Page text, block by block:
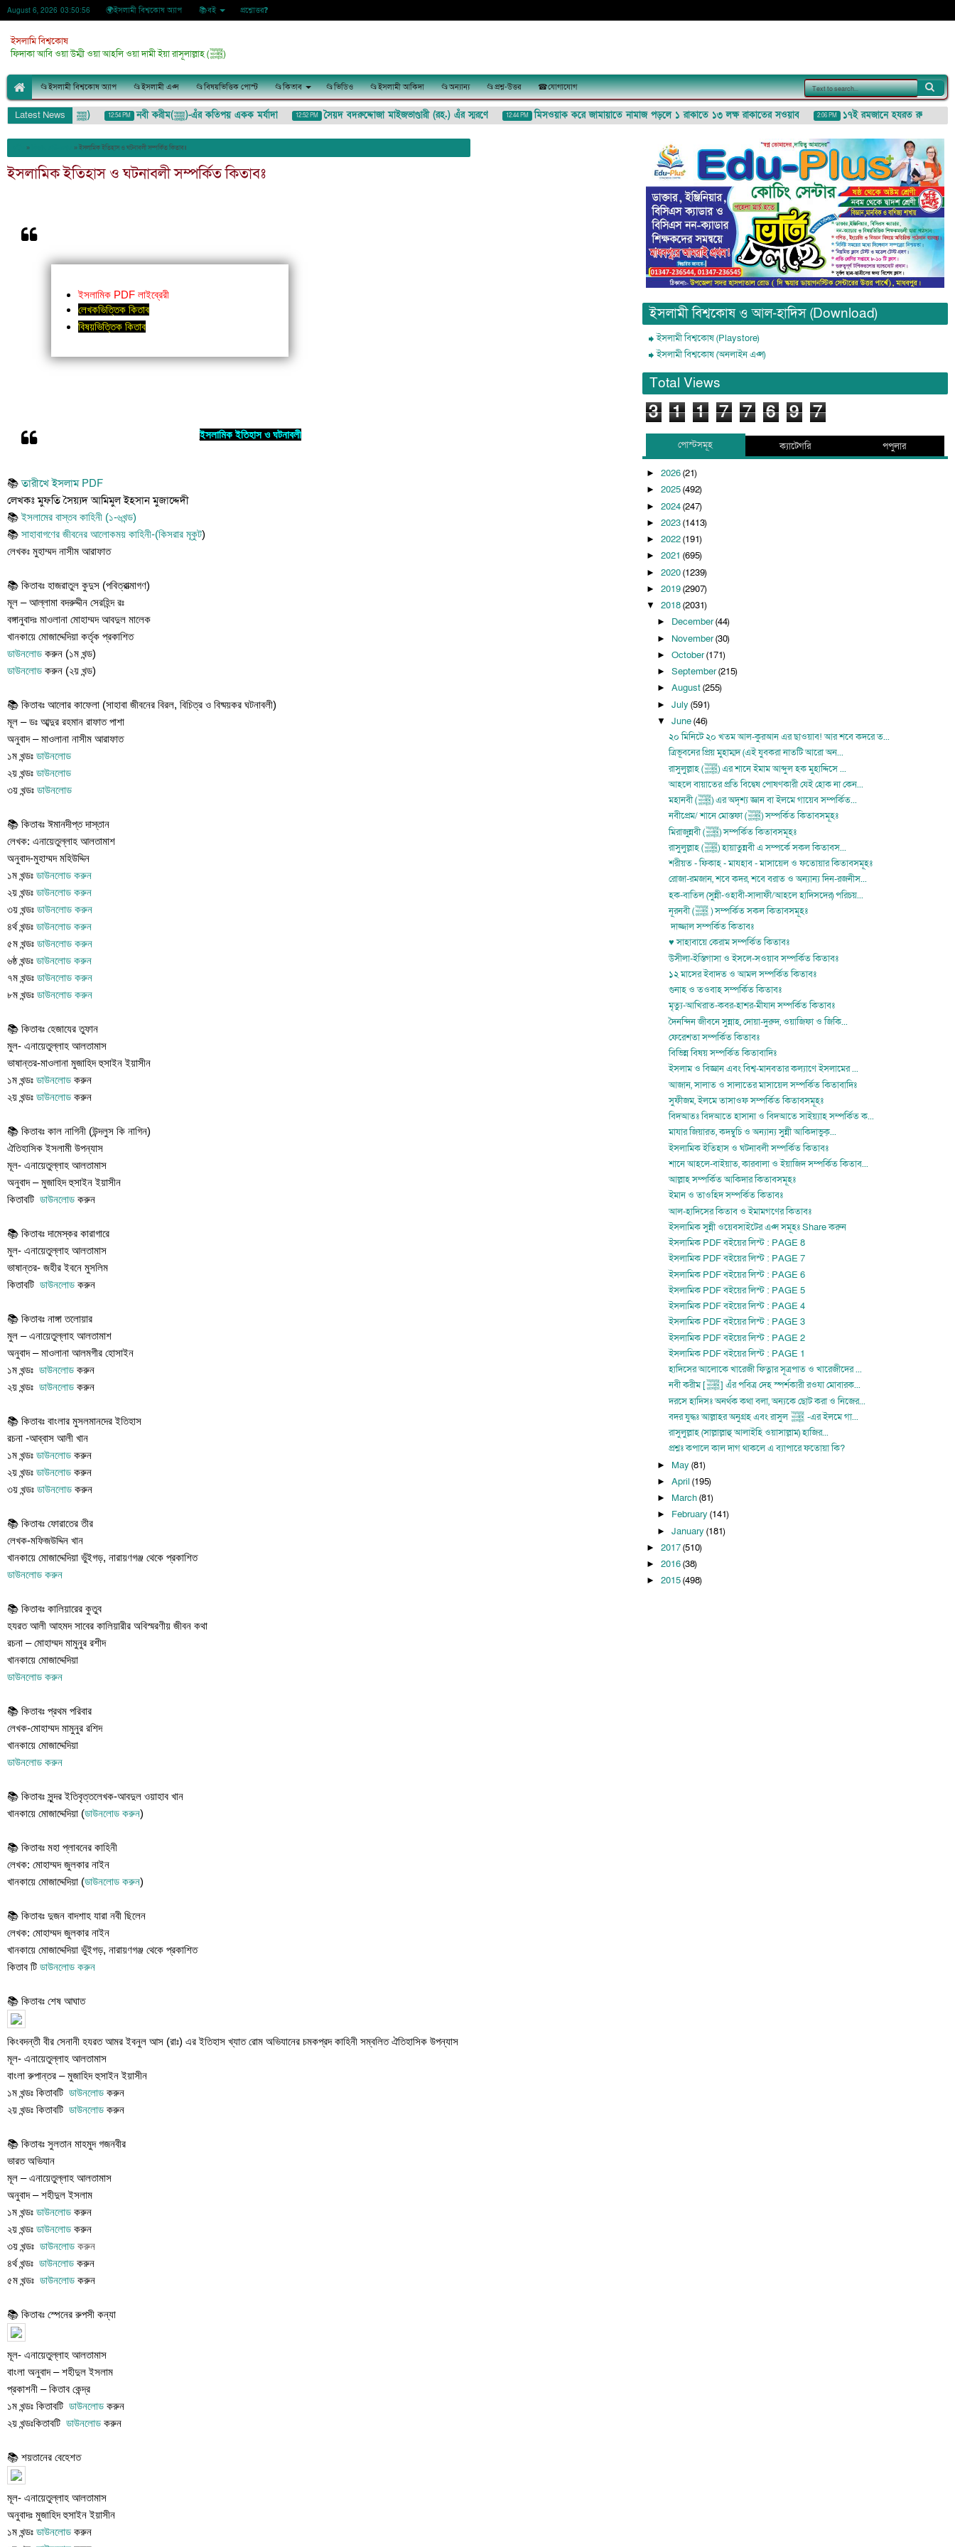
August 6, 2026 03:50:57 🌍ইসলামী বিশ্বকোষ অ্যাপ 📚বই প্রশ্নোত্তর❓
ইসলামি বিশ্বকোষ
ফিদাকা আবি ওয়া উম্মী ওয়া আহলি ওয়া দামী ইয়া রাসূলাল্লাহ (ﷺ)
📂ইসলামী বিশ্বকোষ অ্যাপ 📂ইসলামী এপ্স 📂বিষয়ভিত্তিক পোস্ট 📂কিতাব 📂ভিডিও 📂ইসলামী আকিদা 📂অন্যান্য 📂প্রশ্ন-উত্তর ☎যোগাযোগ
Latest News 12:54 PM নবী করীম(ﷺ)-এঁর কতিপয় একক মর্যাদা 12:52 PM সৈয়দ বদরুদ্দোজা মাইজভাণ্ডারী (রহ.) এঁর স্মরণে 12:44 PM মিসওয়াক করে জামায়াতে নামাজ পড়লে ১ রাকাতে ১৩ লক্ষ রাকাতের সওয়াব 2:06 PM
১৭ই রমজানে হযরত রুকাইয়া (রা.)
» »ইসলামিক ইতিহাস ও ঘটনাবলী সম্পর্কিত কিতাবঃ
ইসলামিক ইতিহাস ও ঘটনাবলী সম্পর্কিত কিতাবঃ
ইসলামিক PDF লাইব্রেরী
লেখকভিত্তিক কিতাব
বিষয়ভিত্তিক কিতাব
ইসলামিক ইতিহাস ও ঘটনাবলী
📚তারীখে ইসলাম PDF
লেখকঃ মুফতি সৈয়্যদ আমিমুল ইহসান মুজাদ্দেদী
📚ইসলামের বাস্তব কাহিনী (১-৬খন্ড)
📚 সাহাবাগণের জীবনের আলোকময় কাহিনী-(কিসরার মূকুট)
লেখকঃ মুহাম্মদ নাসীম আরাফাত
📚 কিতাবঃ হাজরাতুল কুদুস (পবিত্রাত্মাগণ)
মূল – আল্লামা বদরুদ্দীন সেরহিন্দ রঃ
বঙ্গানুবাদঃ মাওলানা মোহাম্মদ আবদুল মালেক
খানকায়ে মোজাদ্দেদিয়া কর্তৃক প্রকাশিত
ডাউনলোড করুন (১ম খন্ড)
ডাউনলোড করুন (২য় খন্ড)
📚 কিতাবঃ আলোর কাফেলা (সাহাবা জীবনের বিরল, বিচিত্র ও বিষ্ময়কর ঘটনাবলী)
মূল – ডঃ আব্দুর রহমান রাফাত পাশা
অনুবাদ – মাওলানা নাসীম আরাফাত
১ম খন্ডঃ ডাউনলোড
২য় খন্ডঃ ডাউনলোড
৩য় খন্ডঃ ডাউনলোড
📚 কিতাবঃ ঈমানদীপ্ত দাস্তান
লেখক: এনায়েতুল্লাহ আলতামাশ
অনুবাদ-মুহাম্মদ মহিউদ্দিন
১ম খন্ডঃ ডাউনলোড করুন
২য় খন্ডঃ ডাউনলোড করুন
৩য় খন্ডঃ ডাউনলোড করুন
৪র্থ খন্ডঃ ডাউনলোড করুন
৫ম খন্ডঃ ডাউনলোড করুন
৬ষ্ঠ খন্ডঃ ডাউনলোড করুন
৭ম খন্ডঃ ডাউনলোড করুন
৮ম খন্ডঃ ডাউনলোড করুন
📚 কিতাবঃ হেজাযের তুফান
মুল- এনায়েতুল্লাহ আলতামাস
ভাষান্তর-মাওলানা মুজাহিদ হুসাইন ইয়াসীন
১ম খন্ডঃ ডাউনলোড করুন
২য় খন্ডঃ ডাউনলোড করুন
📚 কিতাবঃ কাল নাগিনী (উন্দলুস কি নাগিন)
ঐতিহাসিক ইসলামী উপন্যাস
মূল- এনায়েতুল্লাহ আলতামাস
অনুবাদ – মুজাহিদ হুসাইন ইয়াসীন
কিতাবটি ডাউনলোড করুন
📚 কিতাবঃ দামেস্কর কারাগারে
মুল- এনায়েতুল্লাহ আলতামাস
ভাষান্তর- জহীর ইবনে মুসলিম
কিতাবটি ডাউনলোড করুন
📚 কিতাবঃ নাঙ্গা তলোয়ার
মুল – এনায়েতুল্লাহ আলতামাশ
অনুবাদ – মাওলানা আলমগীর হোসাইন
১ম খন্ডঃ ডাউনলোড করুন
২য় খন্ডঃ ডাউনলোড করুন
📚 কিতাবঃ বাংলার মুসলমানদের ইতিহাস
রচনা -আব্বাস আলী খান
১ম খন্ডঃ ডাউনলোড করুন
২য় খন্ডঃ ডাউনলোড করুন
৩য় খন্ডঃ ডাউনলোড করুন
📚 কিতাবঃ ফোরাতের তীর
লেখক-মফিজউদ্দিন খান
খানকায়ে মোজাদ্দেদিয়া ভুঁইগড়, নারায়ণগঞ্জ থেকে প্রকাশিত
ডাউনলোড করুন
📚 কিতাবঃ কালিয়ারের কুতুব
হযরত আলী আহমদ সাবের কালিয়ারীর অবিস্মরণীয় জীবন কথা
রচনা – মোহাম্মদ মামুনুর রশীদ
খানকায়ে মোজাদ্দেদিয়া
ডাউনলোড করুন
📚 কিতাবঃ প্রথম পরিবার
লেখক-মোহাম্মদ মামুনুর রশিদ
খানকায়ে মোজাদ্দেদিয়া
ডাউনলোড করুন
📚 কিতাবঃ সুন্দর ইতিবৃত্তলেখক-আবদুল ওয়াহাব খান
খানকায়ে মোজাদ্দেদিয়া (ডাউনলোড করুন)
📚 কিতাবঃ মহা প্লাবনের কাহিনী
লেখক: মোহাম্মদ জুলকার নাইন
খানকায়ে মোজাদ্দেদিয়া (ডাউনলোড করুন)
📚 কিতাবঃ দুজন বাদশাহ যারা নবী ছিলেন
লেখক: মোহাম্মদ জুলকার নাইন
খানকায়ে মোজাদ্দেদিয়া ভুঁইগড়, নারায়ণগঞ্জ থেকে প্রকাশিত
কিতাব টি ডাউনলোড করুন
📚 কিতাবঃ শেষ আঘাত
কিংবদন্তী বীর সেনানী হযরত আমর ইবনুল আস (রাঃ) এর ইতিহাস খ্যাত রোম অভিযানের চমকপ্রদ কাহিনী সম্বলিত ঐতিহাসিক উপন্যাস
মূল- এনায়েতুল্লাহ আলতামাস
বাংলা রুপান্তর – মুজাহিদ হুসাইন ইয়াসীন
১ম খন্ডঃ কিতাবটি ডাউনলোড করুন
২য় খন্ডঃ কিতাবটি ডাউনলোড করুন
📚 কিতাবঃ সুলতান মাহমুদ গজনবীর
ভারত অভিযান
মূল – এনায়েতুল্লাহ আলতামাস
অনুবাদ – শহীদুল ইসলাম
১ম খন্ডঃ ডাউনলোড করুন
২য় খন্ডঃ ডাউনলোড করুন
৩য় খন্ডঃ ডাউনলোড করুন
৪র্থ খন্ডঃ ডাউনলোড করুন
৫ম খন্ডঃ ডাউনলোড করুন
📚 কিতাবঃ স্পেনের রুপসী কন্যা
মূল- এনায়েতুল্লাহ আলতামাস
বাংলা অনুবাদ – শহীদুল ইসলাম
প্রকাশনী – কিতাব কেন্দ্র
১ম খন্ডঃ কিতাবটি ডাউনলোড করুন
২য় খন্ডঃকিতাবটি ডাউনলোড করুন
📚 শয়তানের বেহেশত
মূল- এনায়েতুল্লাহ আলতামাস
অনুবাদঃ মুজাহিদ হুসাইন ইয়াসীন
১ম খন্ডঃ ডাউনলোড করুন
ইসলামী বিশ্বকোষ ও আল-হাদিস (Download)
ইসলামী বিশ্বকোষ (Playstore)
ইসলামী বিশ্বকোষ (অনলাইন এপ্স)
Total Views
3 1 1 7 7 6 9 7
পোস্টসমূহ ক্যাটেগরি পপুলার
► 2026(21)
► 2025(492)
► 2024(247)
► 2023(1413)
► 2022(191)
► 2021 (695)
► 2020(1239)
► 2019(2907)
▼ 2018(2031)
► December(44)
► November(30)
►October(171)
►September(215)
►August(255)
►July(591)
▼June(46)
২০ মিনিটে ২০ খতম আল-কুরআন এর ছাওয়াব! আর শবে কদরে ত...
ত্রিভূবনের প্রিয় মুহাম্মদ (এই যুবকরা নাতটি আরো অন...
রাসুলুল্লাহ (ﷺ) এর শানে ইমাম আব্দুল হক মুহাদ্দিসে ...
আহলে বায়াতের প্রতি বিদ্বেষ পোষণকারী যেই হোক না কেন...
মহানবী (ﷺ) এর অদৃশ্য জ্ঞান বা ইলমে গায়েব সম্পর্কিত...
নবীপ্রেম/ শানে মোস্তফা (ﷺ) সম্পর্কিত কিতাবসমূহঃ
মিরাজুন্নবী (ﷺ) সম্পর্কিত কিতাবসমূহঃ
রাসুলুল্লাহ (ﷺ) হায়াতুন্নবী এ সম্পর্কে সকল কিতাবস...
শরীয়ত - ফিকাহ - মাযহাব - মাসায়েল ও ফতোয়ার কিতাবসমূহঃ
রোজা-রমজান, শবে কদর, শবে বরাত ও অন্যান্য দিন-রজনীস...
হক-বাতিল (সুন্নী-ওহাবী-সালাফী/আহলে হাদিসদের) পরিচয়...
নূরনবী (ﷺ ) সম্পর্কিত সকল কিতাবসমূহঃ
দাজ্জাল সম্পর্কিত কিতাবঃ
♥ সাহাবায়ে কেরাম সম্পর্কিত কিতাবঃ
উসীলা-ইস্তিগাসা ও ইসলে-সওয়াব সম্পর্কিত কিতাবঃ
১২ মাসের ইবাদত ও আমল সম্পর্কিত কিতাবঃ
গুনাহ ও তওবাহ সম্পর্কিত কিতাবঃ
মৃত্যু-আখিরাত-কবর-হাশর-মীযান সম্পর্কিত কিতাবঃ
দৈনন্দিন জীবনে সুন্নাহ, দোয়া-দুরুদ, ওয়াজিফা ও জিকি...
ফেরেশতা সম্পর্কিত কিতাবঃ
বিভিন্ন বিষয় সম্পর্কিত কিতাবাদিঃ
ইসলাম ও বিজ্ঞান এবং বিশ্ব-মানবতার কল্যাণে ইসলামের ...
আজান, সালাত ও সালাতের মাসায়েল সম্পর্কিত কিতাবাদিঃ
সুফীজম, ইলমে তাসাওফ সম্পর্কিত কিতাবসমূহঃ
বিদআতঃ বিদআতে হাসানা ও বিদআতে সাইয়্যাহ সম্পর্কিত ক...
মাযার জিয়ারত, কদম্বুচি ও অন্যান্য সুন্নী আকিদাভুক্...
ইসলামিক ইতিহাস ও ঘটনাবলী সম্পর্কিত কিতাবঃ
শানে আহলে-বাইয়াত, কারবালা ও ইয়াজিদ সম্পর্কিত কিতাব...
আল্লাহ সম্পর্কিত আকিদার কিতাবসমূহঃ
ইমান ও তাওহিদ সম্পর্কিত কিতাবঃ
আল-হাদিসের কিতাব ও ইমামগণের কিতাবঃ
ইসলামিক সুন্নী ওয়েবসাইটের এপ্স সমূহঃ Share করুন
ইসলামিক PDF বইয়ের লিস্ট : PAGE 8
ইসলামিক PDF বইয়ের লিস্ট : PAGE 7
ইসলামিক PDF বইয়ের লিস্ট : PAGE 6
ইসলামিক PDF বইয়ের লিস্ট : PAGE 5
ইসলামিক PDF বইয়ের লিস্ট : PAGE 4
ইসলামিক PDF বইয়ের লিস্ট : PAGE 3
ইসলামিক PDF বইয়ের লিস্ট : PAGE 2
ইসলামিক PDF বইয়ের লিস্ট : PAGE 1
হাদিসের আলোকে খারেজী ফিত্নার সূত্রপাত ও খারেজীদের ...
নবী করীম [ﷺ] এঁর পবিত্র দেহ স্পর্শকারী রওযা মোবারক...
দরসে হাদিসঃ অনর্থক কথা বলা, অন্যকে ছোট করা ও নিজের...
বদর যুদ্ধঃ আল্লাহর অনুগ্রহ এবং রাসুল ﷺ -এর ইলমে গা...
রাসুলুল্লাহ (সাল্লাল্লাহু আলাইহি ওয়াসাল্লাম) হাজির...
প্রশ্নঃ কপালে কাল দাগ থাকলে এ ব্যাপারে ফতোয়া কি?
► May(81)
►April(195)
► March(81)
► February(141)
►January(181)
► 2017(510)
► 2016(38)
► 2015(498)